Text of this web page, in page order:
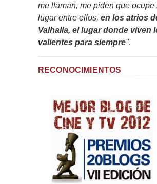
me llaman, me piden que ocupe
lugar entre ellos, en los atrios
Valhalla, el lugar donde viven
valientes para siempre".
RECONOCIMIENTOS